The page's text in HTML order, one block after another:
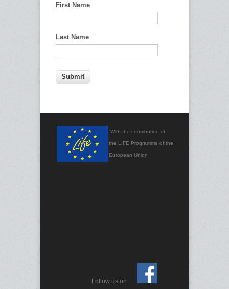
First Name
Last Name
With the contribution of
the LIFE Programme of the
European Union
Follow us on